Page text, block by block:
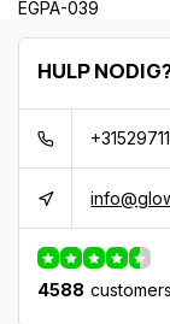
EGPA-039
HULP
4588